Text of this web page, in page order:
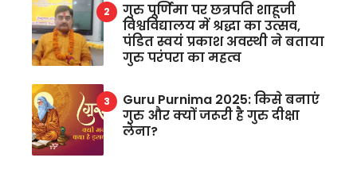
गुरु पूर्णिमा पर छत्रपति शाहूजी
विश्वविद्यालय में श्रद्धा का उत्सव,
पंडित स्वयं प्रकाश अवस्थी ने बताया
गुरु परंपरा का महत्व
Guru Purnima 2025: किसे बनाएं
गुरु और क्यों जरूरी है गुरु दीक्षा
लेना?